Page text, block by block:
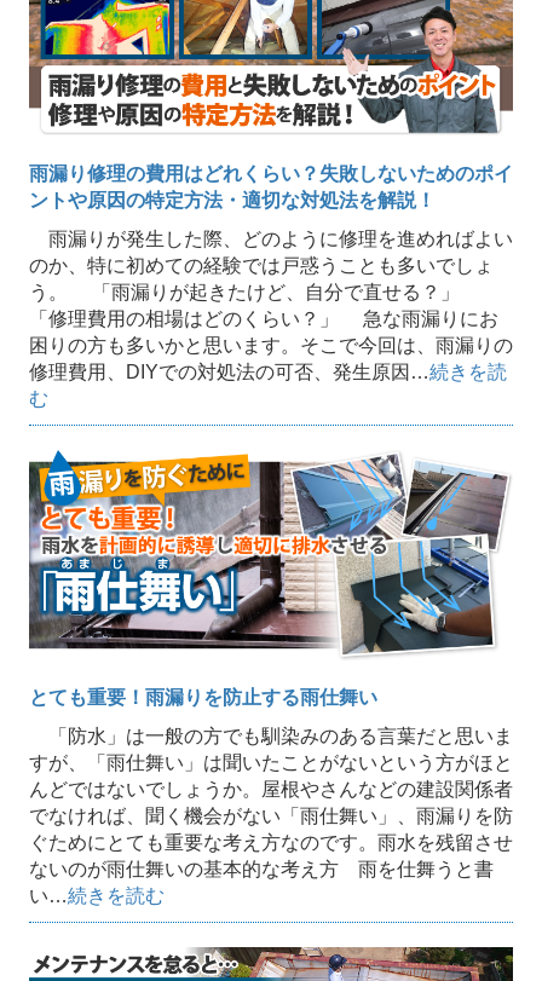
雨漏り修理の費用はどれくらい？失敗しないためのポイ
ントや原因の特定方法・適切な対処法を解説！
雨漏りが発生した際、どのように修理を進めればよい
のか、特に初めての経験では戸惑うことも多いでしょ
う。 「雨漏りが起きたけど、自分で直せる？」
「修理費用の相場はどのくらい？」 急な雨漏りにお
困りの方も多いかと思います。そこで今回は、雨漏りの
修理費用、DIYでの対処法の可否、発生原因…続きを読
む
とても重要！雨漏りを防止する雨仕舞い
「防水」は一般の方でも馴染みのある言葉だと思いま
すが、「雨仕舞い」は聞いたことがないという方がほと
んどではないでしょうか。屋根やさんなどの建設関係者
でなければ、聞く機会がない「雨仕舞い」、雨漏りを防
ぐためにとても重要な考え方なのです。雨水を残留させ
ないのが雨仕舞いの基本的な考え方 雨を仕舞うと書
い…続きを読む